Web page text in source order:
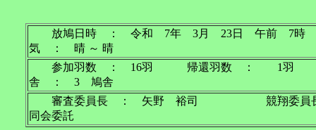
放鳩日時 ： 令和 7年 3月 23日 午
気 ： 晴 ～ 晴
参加羽数 ： 16羽 帰還羽数 ： 1羽
舎 ： 3 鳩舎
審査委員長 ： 矢野 裕司 競翔委
同会委託